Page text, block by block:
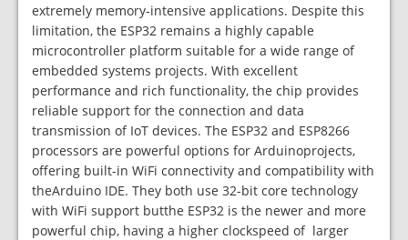
extremely memory-intensive applications. Despite this
limitation, the ESP32 remains a highly capable
microcontroller platform suitable for a wide range of
embedded systems projects. With excellent
performance and rich functionality, the chip provides
reliable support for the connection and data
transmission of IoT devices. The ESP32 and ESP8266
processors are powerful options for Arduinoprojects,
offering built-in WiFi connectivity and compatibility with
theArduino IDE. They both use 32-bit core technology
with WiFi support butthe ESP32 is the newer and more
powerful chip, having a higher clockspeed of larger